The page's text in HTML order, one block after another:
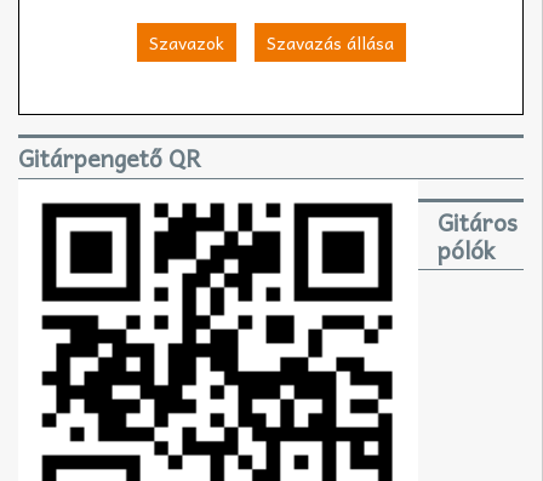
Szavazok Szavazás állása
Gitárpengető QR
Gitáros
pólók